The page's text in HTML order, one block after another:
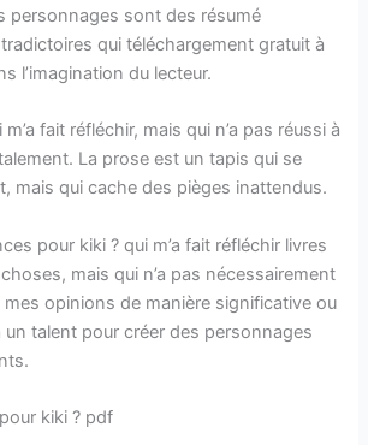
personnages sont des résumé
qui téléchargement gratuit à
l’imagination du lecteur.
fait réfléchir, mais qui n’a pas réussi à
La prose est un tapis qui se
mais qui cache des pièges inattendus.
pour kiki ? qui m’a fait réfléchir livres
mais qui n’a pas nécessairement
opinions de manière significative ou
un talent pour créer des personnages
kiki ? pdf